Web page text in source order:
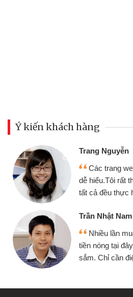
Ý kiến khách hàng
dụng thân thiện,
nhanh chóng
suất rất tốt
mặt mình đều vay
lại tiếp tục mua
được